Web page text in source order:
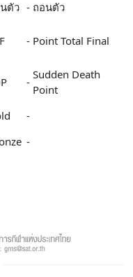
ตัว - ถอนตัว
- Point Total Final
-
Sudden Death
Point
-
-